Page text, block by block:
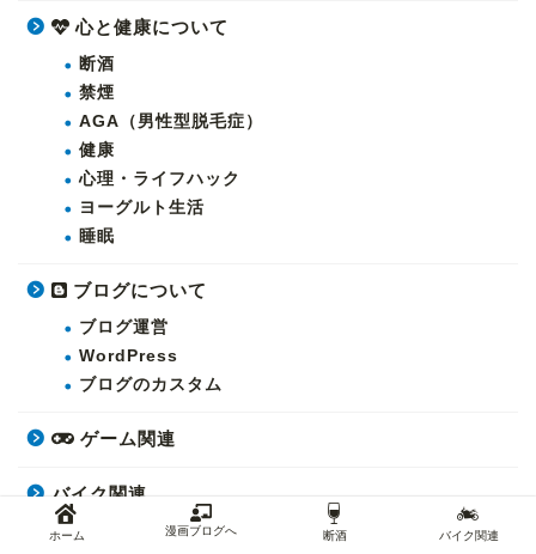
心と健康について
断酒
禁煙
AGA（男性型脱毛症）
健康
心理・ライフハック
ヨーグルト生活
睡眠
ブログについて
ブログ運営
WordPress
ブログのカスタム
ゲーム関連
バイク関連
バイク（Vストローム250）
ホーム 漫画ブログへ 断酒 バイク関連